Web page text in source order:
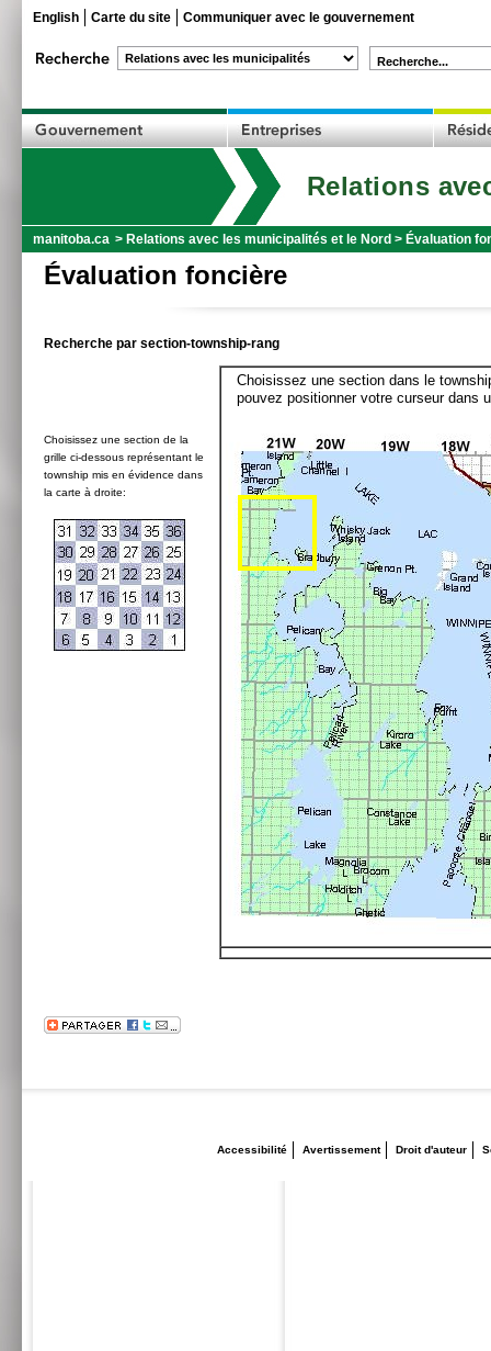
English Carte du site Communiquer avec le gouvernement
Recherche...
Relations
manitoba.ca > Relations avec les municipalités et le Nord > Évaluation
Évaluation foncière
Recherche par section-township-rang
Choisissez une section de la
grille ci-dessous représentant le
township mis en évidence dans
la carte à droite:
Choisissez une section dans le
pouvez positionner votre curseur dans
Accessibilité Avertissement Droit d'auteur